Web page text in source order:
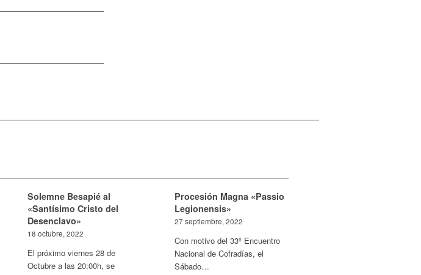
Solemne Besapié al
«Santísimo Cristo del
Desenclavo»
18 octubre, 2022
El próximo viernes 28 de
Octubre a las 20:00h, se
Procesión Magna «Passio
Legionensis»
27 septiembre, 2022
Con motivo del 33º Encuentro
Nacional de Cofradías, el
Sábado…